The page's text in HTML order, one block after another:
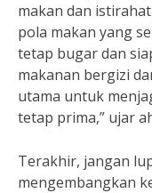
makan dan
pola makan yang
tetap bugar dan
makanan bergizi
utama untuk
tetap prima,” ujar
Terakhir, jangan
mengembangkan